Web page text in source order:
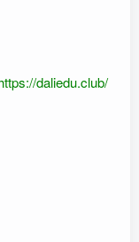
daliedu.club/